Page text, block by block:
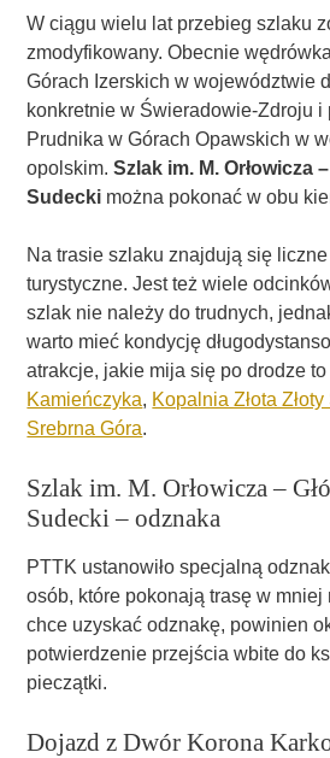
W ciągu wielu lat przebieg szlaku
zmodyfikowany. Obecnie
Górach Izerskich w województwie
konkretnie w Świeradowie-Zdroju i
Prudnika w Górach Opawskich w
opolskim.Szlak im. M. Orłowicza
Sudecki można pokonać w obu
Na trasie szlaku znajdują się
turystyczne. Jest też wiele
szlak nie należy do trudnych,
warto mieć kondycję
atrakcje, jakie mija się po drodze
Kamieńczyka, Kopalnia Złota
Srebrna Góra.
Szlak im. M. Orłowicza –
Sudecki – odznaka
PTTK ustanowiło specjalną
osób, które pokonają trasę w mniej
chce uzyskać odznakę, powinien
potwierdzenie przejścia wbite do
pieczątki.
Dojazd z Dwór Korona